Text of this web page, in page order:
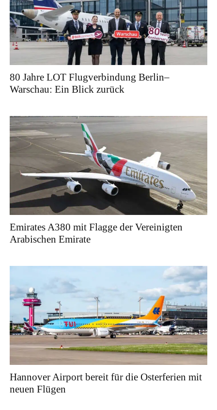
80 Jahre LOT Flugverbindung Berlin–
Warschau: Ein Blick zurück
Emirates A380 mit Flagge der Vereinigten
Arabischen Emirate
Hannover Airport bereit für die Osterferien mit
neuen Flügen